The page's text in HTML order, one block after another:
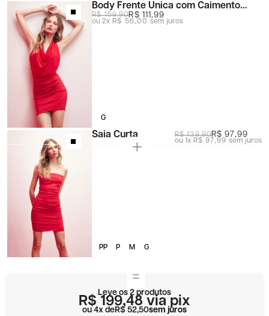
Body Frente Única com Caimento
Fluido
R$ 159,90R$ 111,99
2x R$ 56,00sem juros
G
Saia Curta R$ 139,90R$ 97,99
1x R$ 97,99 sem juros
PP P M G
Leve os 2 produtos
R$ 199,48 via pix
4x R$ 52,50sem juros